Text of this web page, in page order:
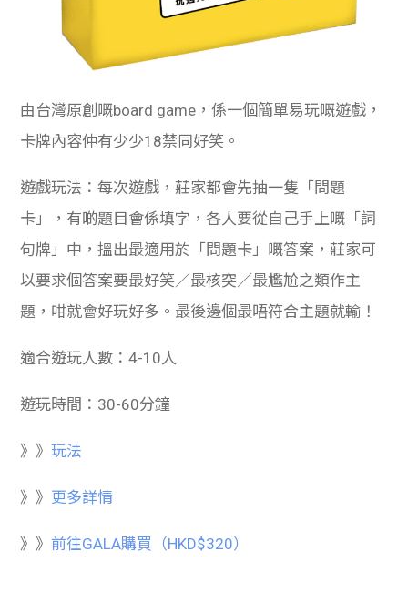
由台灣原創嘅board game，係一個簡單易玩嘅遊戲，
卡牌內容仲有少少18禁同好笑。
遊戲玩法：每次遊戲，莊家都會先抽一隻「問題
卡」，有啲題目會係填字，各人要從自己手上嘅「詞
句牌」中，搵出最適用於「問題卡」嘅答案，莊家可
以要求個答案要最好笑／最核突／最尷尬之類作主
題，咁就會好玩好多。最後邊個最唔符合主題就輸！
適合遊玩人數：4-10人
遊玩時間：30-60分鐘
》》玩法
》》 更多詳情
》》 前往GALA購買（HKD$320）